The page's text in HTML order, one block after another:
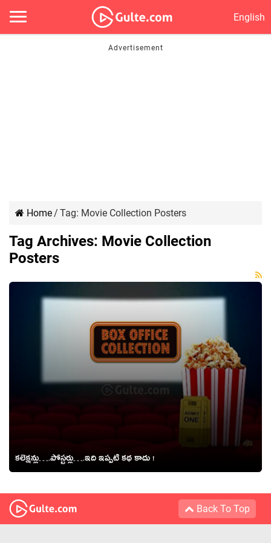
English
Home/ Tag: Movie Collection Posters
Tag Archives: Movie Collection
Posters
కలెక్షన్లు….పోస్టర్లు….ఇది ఇప్పటి కథ కాదు !
Back To Top